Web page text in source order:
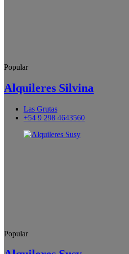
Popular
Alquileres Silvina
Las Grutas
+54 9 298 4643560
Popular